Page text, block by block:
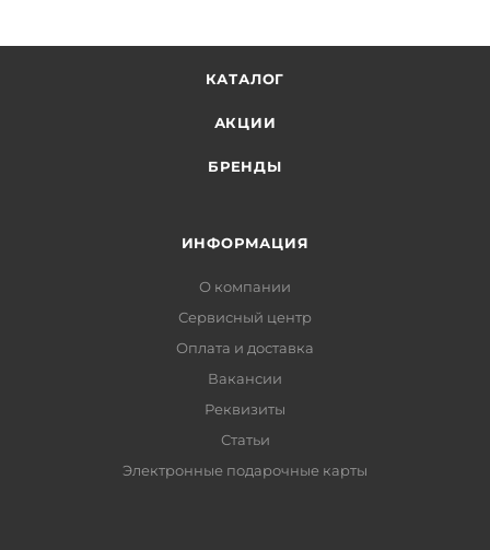
КАТАЛОГ
АКЦИИ
БРЕНДЫ
ИНФОРМАЦИЯ
О компании
Сервисный центр
Оплата и доставка
Вакансии
Реквизиты
Статьи
Электронные подарочные карты